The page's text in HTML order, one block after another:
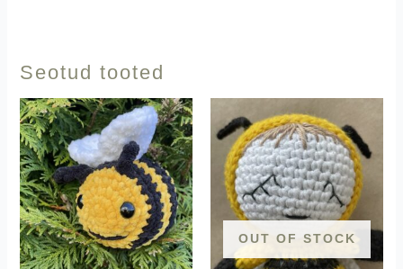
Seotud tooted
OUT OF STOCK